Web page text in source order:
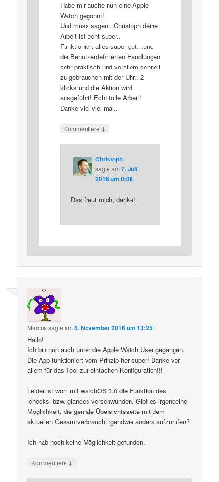
Habe mir auche nun eine Apple
Watch gegönnt!
Und muss sagen.. Christoph deine
Arbeit ist echt super..
Funktioniert alles super gut…und
die Benutzerdefinierten Handlungen
sehr praktisch und vorallem schnell
zu gebrauchen mit der Uhr.. 2
klicks und die Aktion wird
ausgeführt! Echt tolle Arbeit!
Danke viel viel mal..
Kommentiere ↓
Christoph
sagte am 7. Juli
2016 um 0:06 :
Das freut mich, danke!
Marcussagte am6. November 2016 um 13:25 :
Hallo!
Ich bin nun auch unter die Apple Watch User gegangen.
Die App funktioniert vom Prinzip her super! Danke vor
allem für das Tool zur einfachen Konfiguration!!!
Leider ist wohl mit watchOS 3.0 die Funktion des
‘checks’ bzw. glances verschwunden. Gibt es irgendeine
Möglichkeit, die geniale Übersichtsseite mit dem
aktuellen Gesamtverbrauch irgendwie anders aufzurufen?
Ich hab noch keine Möglichkeit gefunden.
Kommentiere ↓